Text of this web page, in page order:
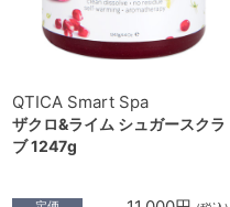
QTICA Smart Spa
ザクロ&ライム シュガースクラ
ブ 1247g